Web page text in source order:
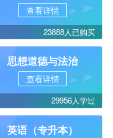
查看详情
23888人已购买
思想道德与法治
查看详情
29956人学过
英语（专升本）